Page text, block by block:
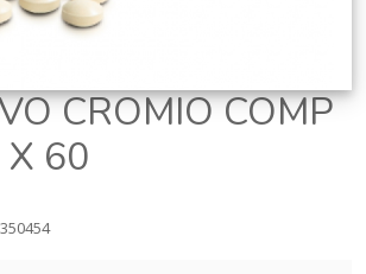
CROMIO COMP
X 60